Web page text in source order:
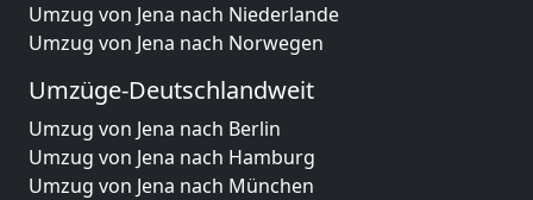
Umzug von Jena nach Niederlande
Umzug von Jena nach Norwegen
Umzüge-Deutschlandweit
Umzug von Jena nach Berlin
Umzug von Jena nach Hamburg
Umzug von Jena nach München